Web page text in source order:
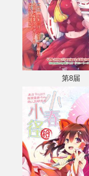
第8届